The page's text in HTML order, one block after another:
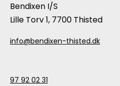
Bendixen I/S
Lille Torv 1, 7700 Thisted
info@bendixen-thisted.dk
97 92 02 31